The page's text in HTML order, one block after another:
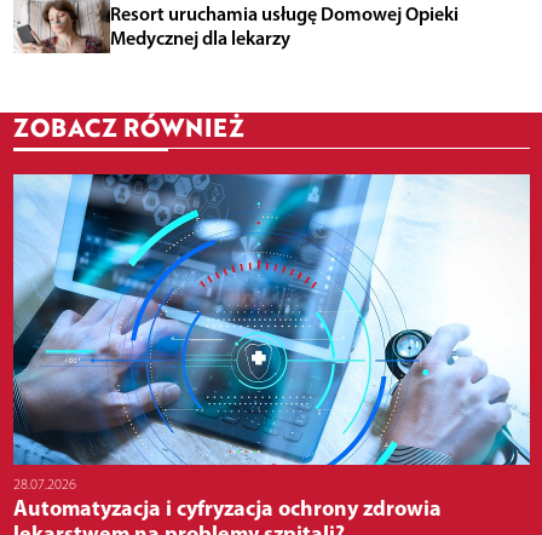
Resort uruchamia usługę Domowej Opieki
Medycznej dla lekarzy
ZOBACZ RÓWNIEŻ
28.07.2026
Automatyzacja i cyfryzacja ochrony zdrowia